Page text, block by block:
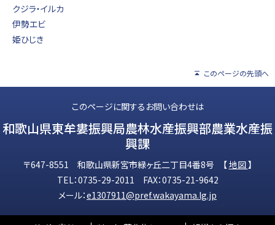
クジラ・イルカ
伊勢エビ
姫ひじき
このページの先頭へ
このページに関するお問い合わせは
和歌山県東牟婁振興局農林水産振興部農業水産振
興課
〒647-8551 和歌山県新宮市緑ヶ丘二丁目4番8号 【地図】
TEL：0735-29-2011 FAX：0735-21-9642
メール：e1307911@pref.wakayama.lg.jp